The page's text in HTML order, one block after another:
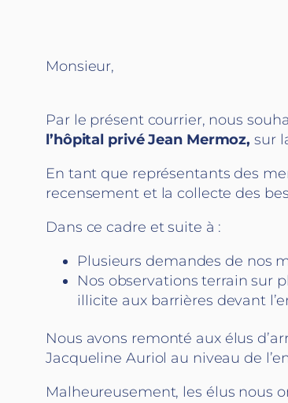
Monsieur,
Par le présent courrier, nous
l’hôpital privé Jean Mermoz,sur
En tant que représentants des
recensement et la collecte des
Dans ce cadre et suite à :
Plusieurs demandes de nos
Nos observations terrain sur
illicite aux barrières devant
Nous avons remonté aux élus
Jacqueline Auriol au niveau de
Malheureusement, les élus nous